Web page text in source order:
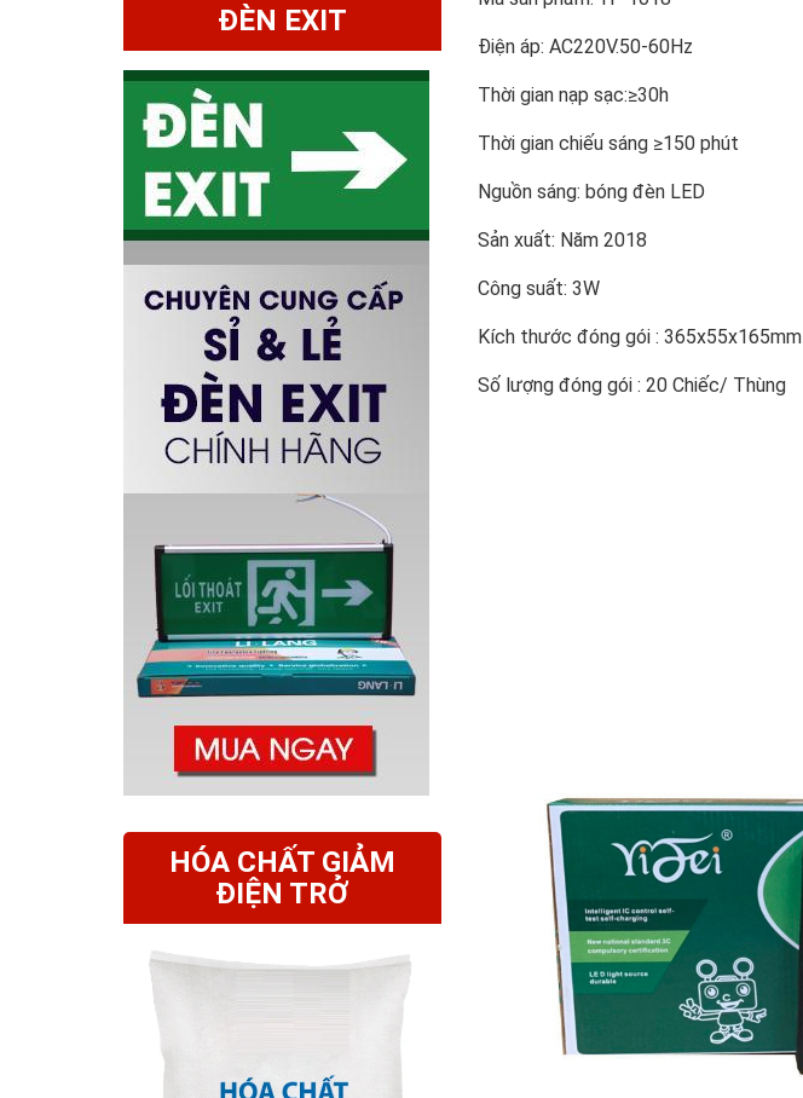
Điện áp: AC220V.50-60Hz
Thời gian nạp sạc:≥30h
Thời gian chiếu sáng ≥150 phút
Nguồn sáng: bóng đèn LED
Sản xuất: Năm 2018
Công suất: 3W
Kích thước đóng gói : 365x55x165mm
Số lượng đóng gói : 20 Chiếc/ Thùng
ĐÈN EXIT
HÓA CHẤT GIẢM
ĐIỆN TRỞ